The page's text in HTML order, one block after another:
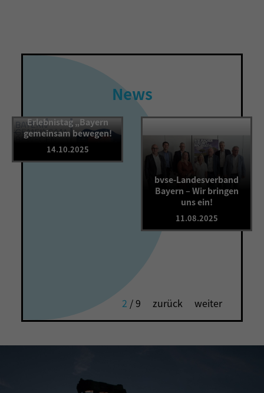
News
Erlebnistag „Bayern
gemeinsam bewegen!
14.10.2025
bvse-Landesverband
Bayern – Wir bringen
uns ein!
11.08.2025
2 /9 zurück weiter